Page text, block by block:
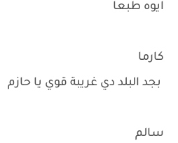
ايوه طبعاً
كارما
بجد البلد دي غريبة قوي يا حازم
سالم